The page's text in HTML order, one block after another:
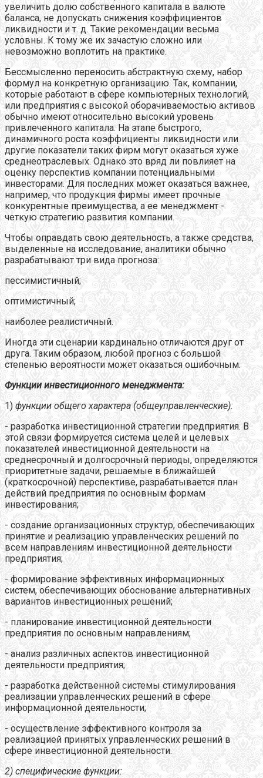
увеличить долю собственного капитала в валюте
баланса, не допускать снижения коэффициентов
ликвидности и т. д. Такие рекомендации весьма
условны. К тому же их зачастую сложно или
невозможно воплотить на практике.
Бессмысленно переносить абстрактную схему, набор
формул на конкретную организацию. Так, компании,
которые работают в сфере компьютерных технологий,
или предприятия с высокой оборачиваемостью активов
обычно имеют относительно высокий уровень
привлеченного капитала. На этапе быстрого,
динамичного роста коэффициенты ликвидности или
другие показатели таких фирм могут оказаться хуже
среднеотраслевых. Однако это вряд ли повлияет на
оценку перспектив компании потенциальными
инвесторами. Для последних может оказаться важнее,
например, что продукция фирмы имеет прочные
конкурентные преимущества, а ее менеджмент -
четкую стратегию развития компании.
Чтобы оправдать свою деятельность, а также средства,
выделенные на исследование, аналитики обычно
разрабатывают три вида прогноза:
пессимистичный;
оптимистичный;
наиболее реалистичный.
Иногда эти сценарии кардинально отличаются друг от
друга. Таким образом, любой прогноз с большой
степенью вероятности может оказаться ошибочным.
Функции инвестиционного менеджмента:
1) функции общего характера (общеуправленческие):
- разработка инвестиционной стратегии предприятия. В
этой связи формируется система целей и целевых
показателей инвестиционной деятельности на
среднесрочный и долгосрочный периоды, определяются
приоритетные задачи, решаемые в ближайшей
(краткосрочной) перспективе, разрабатывается план
действий предприятия по основным формам
инвестирования;
- создание организационных структур, обеспечивающих
принятие и реализацию управленческих решений по
всем направлениям инвестиционной деятельности
предприятия;
- формирование эффективных информационных
систем, обеспечивающих обоснование альтернативных
вариантов инвестиционных решений;
- планирование инвестиционной деятельности
предприятия по основным направлениям;
- анализ различных аспектов инвестиционной
деятельности предприятия;
- разработка действенной системы стимулирования
реализации управленческих решений в сфере
информационной деятельности;
- осуществление эффективного контроля за
реализацией принятых управленческих решений в
сфере инвестиционной деятельности.
2) специфические функции: